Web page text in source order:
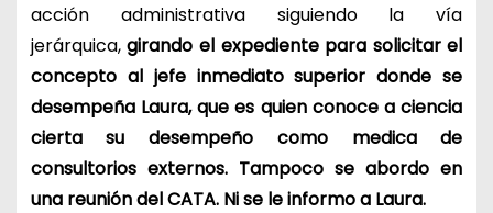
acción administrativa siguiendo la vía
jerárquica,girando el expediente para solicitar el
concepto al jefe inmediato superior donde se
desempeña Laura, que es quien conoce a ciencia
cierta su desempeño como medica de
consultorios externos. Tampoco se abordo en
una reunión del CATA. Ni se le informo a Laura.